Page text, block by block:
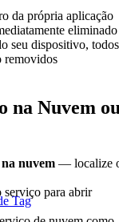
Tag
da própria aplicação
eliminado
seu dispositivo, todos
removidos
na Nuvem
na nuvem — localize
para abrir